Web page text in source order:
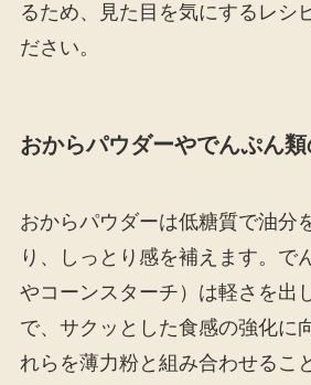
るため、見た目を気にするレシ
ださい。
おからパウダーやでんぷん類
おからパウダーは低糖質で油分
り、しっとり感を補えます。で
やコーンスターチ）は軽さを出
で、サクッとした食感の強化に
れらを薄力粉と組み合わせるこ